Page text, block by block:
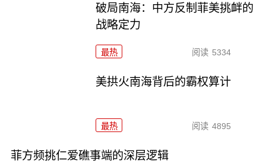
破局南海：中方反制菲美挑衅的
战略定力
最热 阅读 5334
美拱火南海背后的霸权算计
最热 阅读 4895
菲方频挑仁爱礁事端的深层逻辑